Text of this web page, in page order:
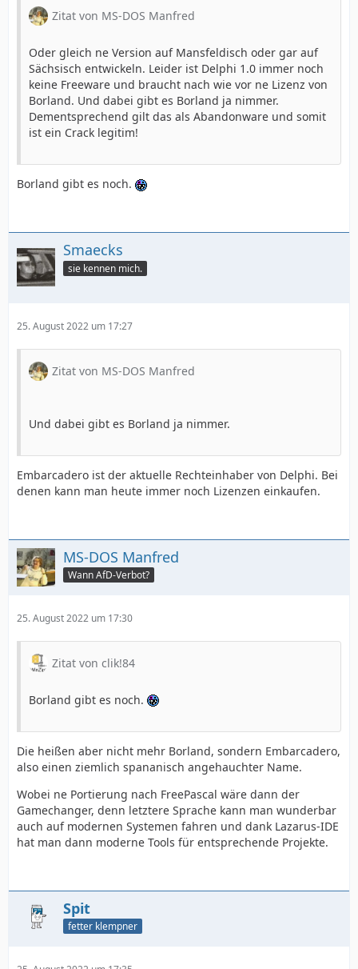
Zitat von MS-DOS Manfred
Oder gleich ne Version auf Mansfeldisch oder gar auf
Sächsisch entwickeln. Leider ist Delphi 1.0 immer noch
keine Freeware und braucht nach wie vor ne Lizenz von
Borland. Und dabei gibt es Borland ja nimmer.
Dementsprechend gilt das als Abandonware und somit
ist ein Crack legitim!
Borland gibt es noch.
Smaecks
sie kennen mich.
25. August 2022 um 17:27
Zitat von MS-DOS Manfred
Und dabei gibt es Borland ja nimmer.
Embarcadero ist der aktuelle Rechteinhaber von Delphi. Bei
denen kann man heute immer noch Lizenzen einkaufen.
MS-DOS Manfred
Wann AfD-Verbot?
25. August 2022 um 17:30
Zitat von clik!84
Borland gibt es noch.
Die heißen aber nicht mehr Borland, sondern Embarcadero,
also einen ziemlich spananisch angehauchter Name.
Wobei ne Portierung nach FreePascal wäre dann der
Gamechanger, denn letztere Sprache kann man wunderbar
auch auf modernen Systemen fahren und dank Lazarus-IDE
hat man dann moderne Tools für entsprechende Projekte.
Spit
fetter klempner